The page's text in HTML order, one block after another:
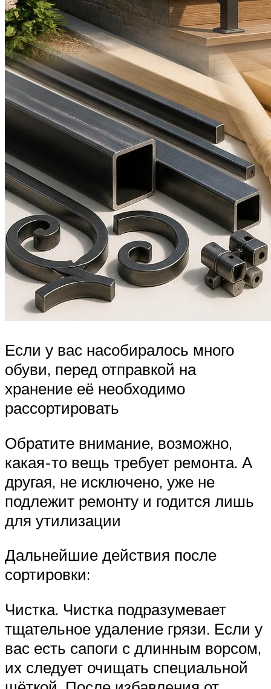
Если у вас насобиралось много
обуви, перед отправкой на
хранение её необходимо
рассортировать
Обратите внимание, возможно,
какая-то вещь требует ремонта. А
другая, не исключено, уже не
подлежит ремонту и годится лишь
для утилизации
Дальнейшие действия после
сортировки:
Чистка. Чистка подразумевает
тщательное удаление грязи. Если у
вас есть сапоги с длинным ворсом,
их следует очищать специальной